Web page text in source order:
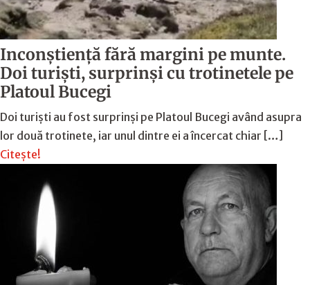
Inconștiență fără margini pe munte.
Doi turiști, surprinși cu trotinetele pe
Platoul Bucegi
Doi turiști au fost surprinși pe Platoul Bucegi având asupra
lor două trotinete, iar unul dintre ei a încercat chiar […]
Citește!